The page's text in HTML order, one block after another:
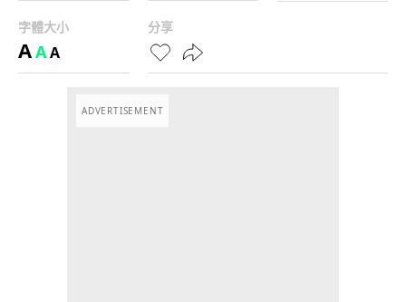
字體大小
AAA
分享
ADVERTISEMENT